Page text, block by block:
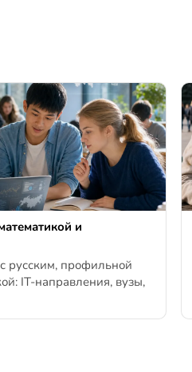
и
русским, профильной
IT-направления, вузы,